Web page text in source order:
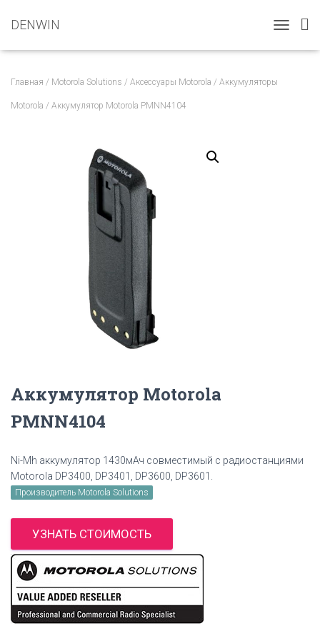
DENWIN
O
Главная / Motorola Solutions / Аксессуары Motorola / Аккумуляторы
Motorola / Аккумулятор Motorola PMNN4104
Аккумулятор Motorola
PMNN4104
Ni-Mh аккумулятор 1430мАч совместимый с радиостанциями
Motorola DP3400, DP3401, DP3600, DP3601.
Производитель Motorola Solutions
УЗНАТЬ СТОИМОСТЬ